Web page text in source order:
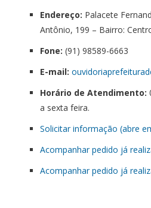
Endereço: Palacete
Antônio, 199 – Bairro:
Fone: (91) 98589-6663
E-mail:
Horário de Atendimento:
a sexta feira.
Solicitar informação (abre
Acompanhar pedido já
Acompanhar pedido já